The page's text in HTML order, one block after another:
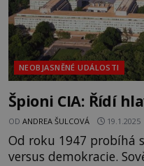
NEOBJASNĚNÉ UDÁLOSTI
Špioni CIA: Řídí
OD ANDREA ŠULCOVÁ 19.1.2025
Od roku 1947 probíhá
versus demokracie.